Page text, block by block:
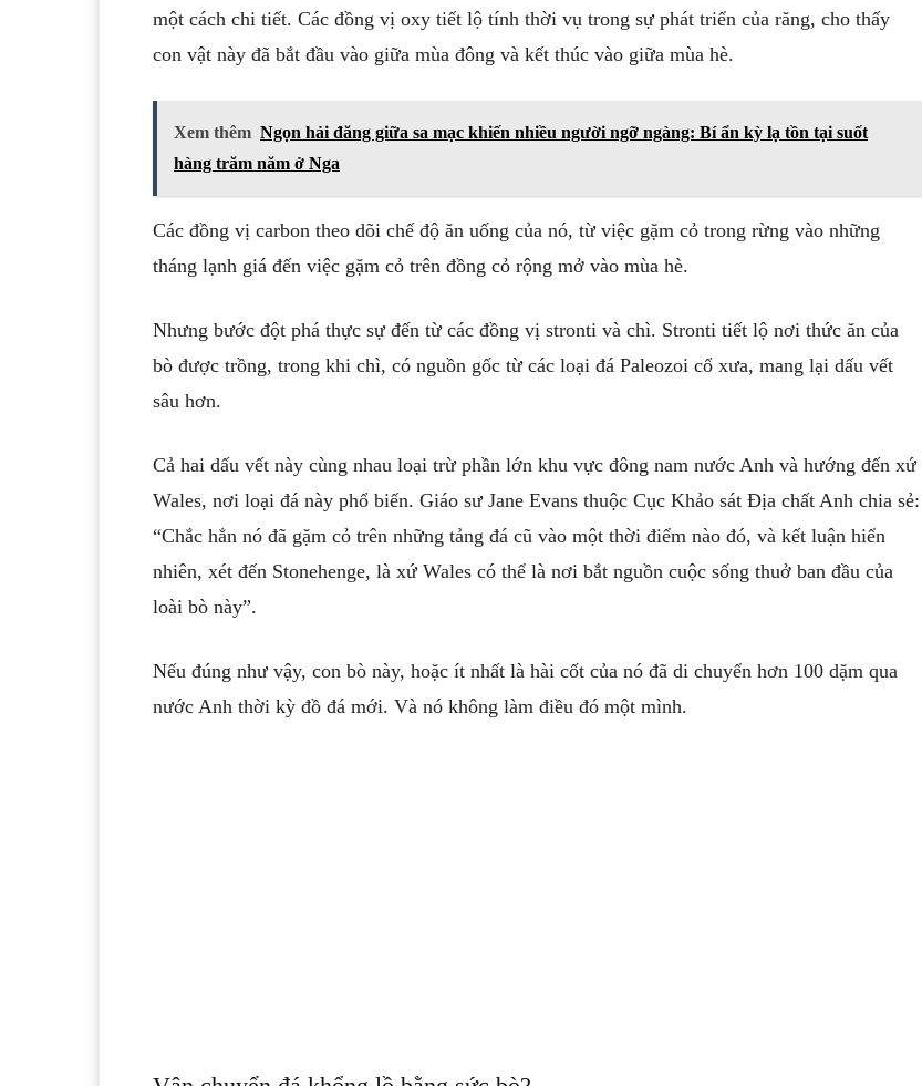
một cách chi tiết. Các đồng vị oxy tiết lộ tính thời vụ trong sự phát triển của răng, cho thấy
con vật này đã bắt đầu vào giữa mùa đông và kết thúc vào giữa mùa hè.
Xem thêm Ngọn hải đăng giữa sa mạc khiến nhiều người ngỡ ngàng: Bí ẩn kỳ lạ tồn tại suốt
hàng trăm năm ở Nga
Các đồng vị carbon theo dõi chế độ ăn uống của nó, từ việc gặm cỏ trong rừng vào những
tháng lạnh giá đến việc gặm cỏ trên đồng cỏ rộng mở vào mùa hè.
Nhưng bước đột phá thực sự đến từ các đồng vị stronti và chì. Stronti tiết lộ nơi thức ăn của
bò được trồng, trong khi chì, có nguồn gốc từ các loại đá Paleozoi cổ xưa, mang lại dấu vết
sâu hơn.
Cả hai dấu vết này cùng nhau loại trừ phần lớn khu vực đông nam nước Anh và hướng đến xứ
Wales, nơi loại đá này phổ biến. Giáo sư Jane Evans thuộc Cục Khảo sát Địa chất Anh chia sẻ:
“Chắc hẳn nó đã gặm cỏ trên những tảng đá cũ vào một thời điểm nào đó, và kết luận hiển
nhiên, xét đến Stonehenge, là xứ Wales có thể là nơi bắt nguồn cuộc sống thuở ban đầu của
loài bò này”.
Nếu đúng như vậy, con bò này, hoặc ít nhất là hài cốt của nó đã di chuyển hơn 100 dặm qua
nước Anh thời kỳ đồ đá mới. Và nó không làm điều đó một mình.